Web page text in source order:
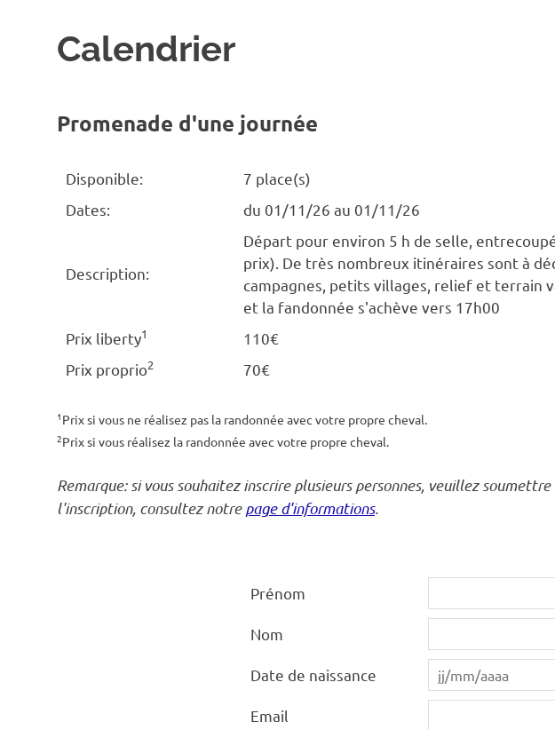
Calendrier
Promenade d'une journée
Disponible:
7 place(s)
Dates:
du 01/11/26 au 01/11/26
Description:
Départ pour environ 5 h de selle,
prix). De très nombreux itinéraires sont à
campagnes, petits villages, relief et terrain
et la fandonnée s'achève vers 17h00
Prix liberty1
110€
Prix proprio2 70€
1 Prix si vous ne réalisez pas la randonnée avec votre propre cheval.
2Prix si vous réalisez la randonnée avec votre propre cheval.
Remarque: si vous souhaitez inscrire plusieurs personnes, veuillez
l'inscription, consultez notrepage d'informations.
Prénom
Nom
Date de naissance
Email